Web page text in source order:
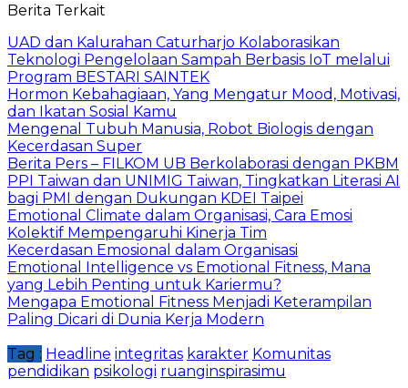
Berita Terkait
UAD dan Kalurahan Caturharjo Kolaborasikan
Teknologi Pengelolaan Sampah Berbasis IoT melalui
Program BESTARI SAINTEK
Hormon Kebahagiaan, Yang Mengatur Mood, Motivasi,
dan Ikatan Sosial Kamu
Mengenal Tubuh Manusia, Robot Biologis dengan
Kecerdasan Super
Berita Pers – FILKOM UB Berkolaborasi dengan PKBM
PPI Taiwan dan UNIMIG Taiwan, Tingkatkan Literasi AI
bagi PMI dengan Dukungan KDEI Taipei
Emotional Climate dalam Organisasi, Cara Emosi
Kolektif Mempengaruhi Kinerja Tim
Kecerdasan Emosional dalam Organisasi
Emotional Intelligence vs Emotional Fitness, Mana
yang Lebih Penting untuk Kariermu?
Mengapa Emotional Fitness Menjadi Keterampilan
Paling Dicari di Dunia Kerja Modern
Tag : Headline integritas karakter Komunitas
pendidikan psikologi ruanginspirasimu